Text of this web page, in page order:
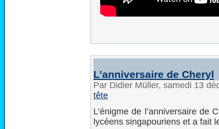
L’anniversaire de Cheryl
Par Didier Müller, samedi 13
tête
L’énigme de l’anniversaire de
lycéens singapouriens et a fait